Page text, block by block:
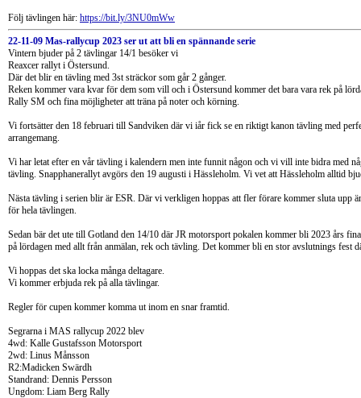
Följ tävlingen här: https://bit.ly/3NU0mWw
22-11-09 Mas-rallycup 2023 ser ut att bli en spännande serie
Vintern bjuder på 2 tävlingar 14/1 besöker vi
Reaxcer rallyt i Östersund.
Där det blir en tävling med 3st sträckor som går 2 gånger.
Reken kommer vara kvar för dem som vill och i Östersund kommer det bara vara rek på
Rally SM och fina möjligheter att träna på noter och körning.
Vi fortsätter den 18 februari till Sandviken där vi iår fick se en riktigt kanon tävling med
arrangemang.
Vi har letat efter en vår tävling i kalendern men inte funnit någon och vi vill inte bidra med
tävling. Snapphanerallyt avgörs den 19 augusti i Hässleholm. Vi vet att Hässleholm alltid
Nästa tävling i serien blir är ESR. Där vi verkligen hoppas att fler förare kommer sluta upp
för hela tävlingen.
Sedan bär det ute till Gotland den 14/10 där JR motorsport pokalen kommer bli 2023 års
på lördagen med allt från anmälan, rek och tävling. Det kommer bli en stor avslutnings fest
Vi hoppas det ska locka många deltagare.
Vi kommer erbjuda rek på alla tävlingar.
Regler för cupen kommer komma ut inom en snar framtid.
Segrarna i MAS rallycup 2022 blev
4wd: Kalle Gustafsson Motorsport
2wd: Linus Månsson
R2:Madicken Swärdh
Standrand: Dennis Persson
Ungdom: Liam Berg Rally